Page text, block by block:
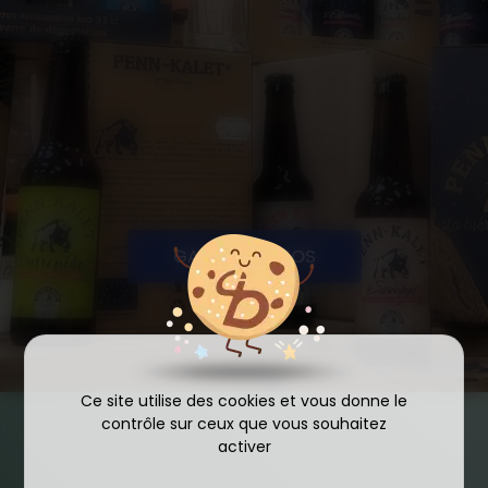
Ce site utilise des cookies et vous donne le
contrôle sur ceux que vous souhaitez
activer
GALERIE PHOTOS